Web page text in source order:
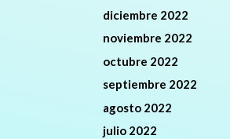
diciembre 2022
noviembre 2022
octubre 2022
septiembre 2022
agosto 2022
julio 2022